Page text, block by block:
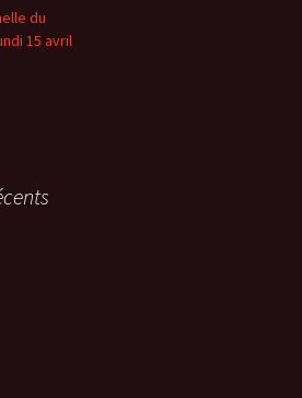
du
15 avril